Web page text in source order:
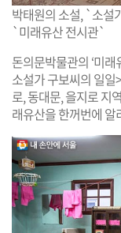
박태원의 소설, `소설
`미래유산 전시관`
돈의문박물관의 ‘미
소설가 구보씨의 일일
로, 동대문, 을지로 지
래유산을 한꺼번에